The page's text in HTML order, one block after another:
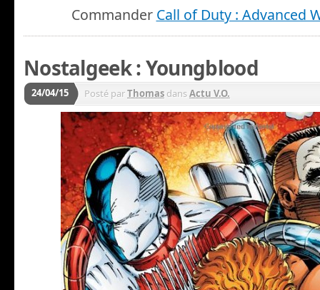
Commander Call of Duty : Advanced
Nostalgeek : Youngblood
24/04/15 Posté parThomas dansActu V.O.